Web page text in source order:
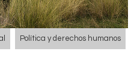
Política y derechos humanos